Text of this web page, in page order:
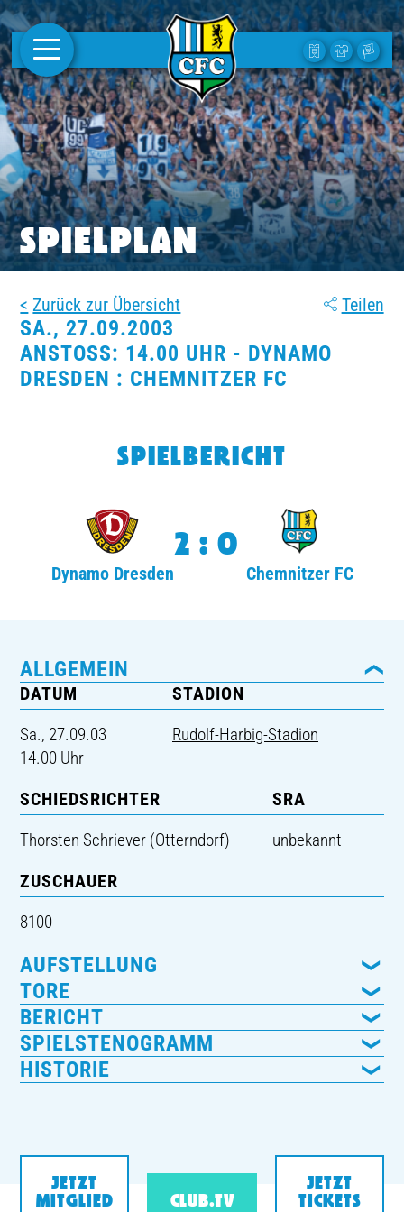
AKTUELLES
1. MANNSCHAFT
FRAUEN
CAMPUS
CLUB
CLUBMITGLIEDSCHAFT
BUSINESS
SÜDKURVE
SPIELPLAN
Zurück zur Übersicht Teilen
SA., 27.09.2003
ANSTOSS: 14.00 UHR - DYNAMO D
RESDEN : CHEMNITZER FC
SPIELBERICHT
Dynamo Dresden
2:0
Chemnitzer FC
ALLGEMEIN
DATUM
Sa., 27.09.03
14.00 Uhr
STADION
Rudolf-Harbig-Stadion
SCHIEDSRICHTER
Thorsten Schriever (Otterndorf)
SRA
unbekannt
ZUSCHAUER
8100
AUFSTELLUNG
TORE
BERICHT
SPIELSTENOGRAMM
HISTORIE
JETZT
MITGLIED
CLUB.TV
JETZT
TICKETS